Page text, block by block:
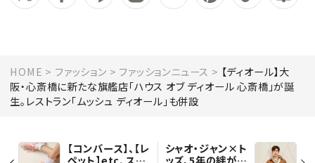
HOME ファッション ファッションニュース
【ディオール】大
阪・心斎橋に新たな旗艦店「ハウス オブ ディオール 心斎橋」が誕
生。レストラン「ムッシュ ディオール」も併設
【コンバース】、【レ
ペット】etc. スニ
シャオ・ジャン×ト
ッズ、5年の絆が生